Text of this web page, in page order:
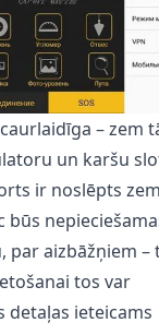
– zem
un karšu
ir noslēpts
būs
par aizbāžņiem –
tos var
detaļas ieteicams